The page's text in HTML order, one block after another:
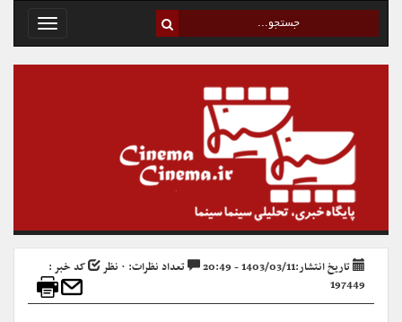
Toggle
تاریخ انتشار:1403/03/11 - 20:49 تعداد نظرات: ۰ نظر
کد خبر :
197449